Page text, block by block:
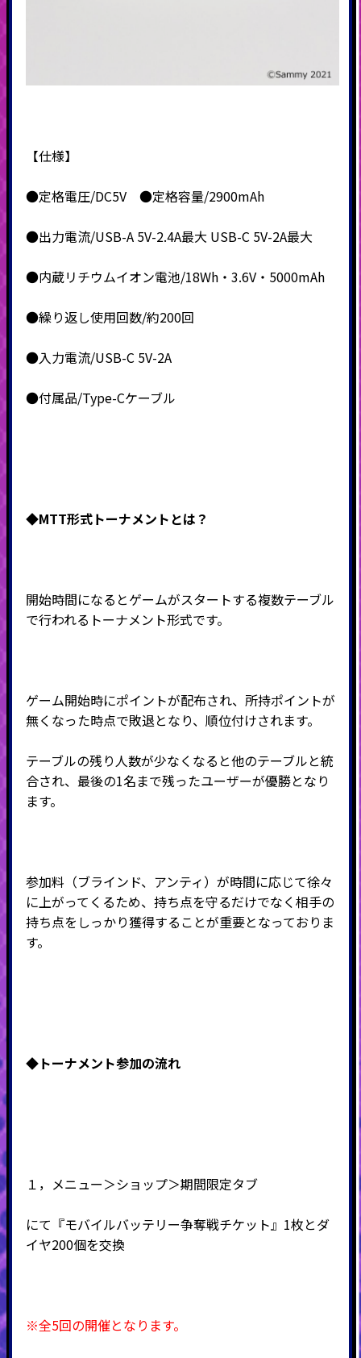
【仕様】
●定格電圧/DC5V ●定格容量/2900mAh
●出力電流/USB-A 5V-2.4A最大 USB-C 5V-2A最大
●内蔵リチウムイオン電池/18Wh・3.6V・5000mAh
●繰り返し使用回数/約200回
●入力電流/USB-C 5V-2A
●付属品/Type-Cケーブル
◆MTT形式トーナメントとは？
開始時間になるとゲームがスタートする複数テーブル
で行われるトーナメント形式です。
ゲーム開始時にポイントが配布され、所持ポイントが
無くなった時点で敗退となり、順位付けされます。
テーブルの残り人数が少なくなると他のテーブルと統
合され、最後の1名まで残ったユーザーが優勝となり
ます。
参加料（ブラインド、アンティ）が時間に応じて徐々
に上がってくるため、持ち点を守るだけでなく相手の
持ち点をしっかり獲得することが重要となっておりま
す。
◆トーナメント参加の流れ
１，メニュー＞ショップ＞期間限定タブ
にて『モバイルバッテリー争奪戦チケット』1枚とダ
イヤ200個を交換
※全5回の開催となります。